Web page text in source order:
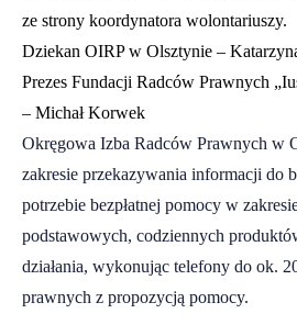
ze strony koordynatora wolontariuszy.
Dziekan OIRP w Olsztynie –
Prezes Fundacji Radców Prawnych
– Michał Korwek
Okręgowa Izba Radców Prawnych w
zakresie przekazywania informacji do
potrzebie bezpłatnej pomocy w
podstawowych, codziennych
działania, wykonując telefony do ok.
prawnych z propozycją pomocy.